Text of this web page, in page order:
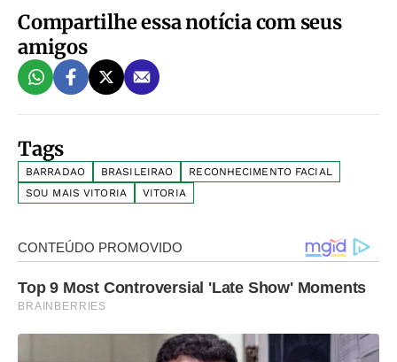
Compartilhe essa notícia com seus
amigos
Tags
BARRADAO BRASILEIRAO
RECONHECIMENTO FACIAL
SOU MAIS VITORIA
VITORIA